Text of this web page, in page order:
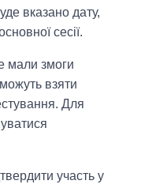
вказано дату,
сесії.
мали змоги
взяти
Для
участь у